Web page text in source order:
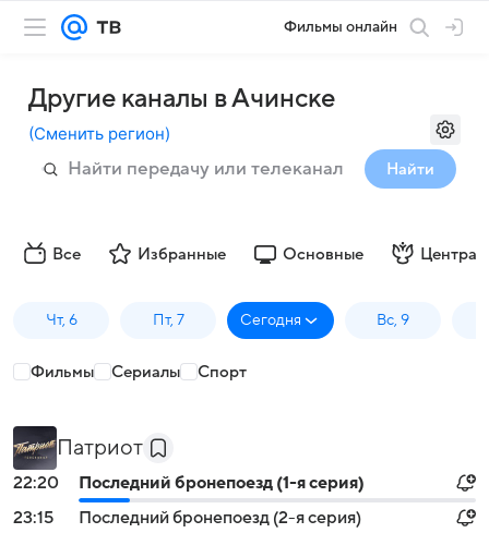
Фильмы онлайн
Другие каналы в Ачинске
(Сменить регион)
Найти
Все Избранные Основные
Чт, 6 Пт, 7 Сегодня Вс, 9
Фильмы Сериалы Спорт
Патриот
22:20
Последний бронепоезд (1-я серия)
23:15
Последний бронепоезд (2-я серия)